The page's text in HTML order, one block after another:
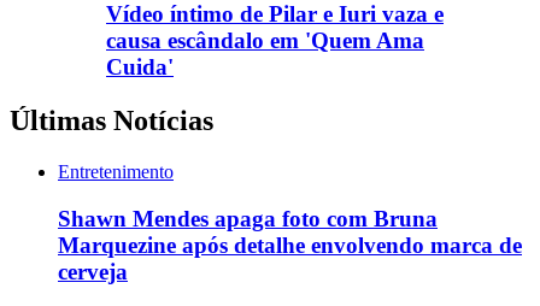
Vídeo íntimo de Pilar e Iuri vaza e
causa escândalo em 'Quem Ama
Cuida'
Últimas Notícias
Entretenimento
Shawn Mendes apaga foto com Bruna
Marquezine após detalhe envolvendo marca de
cerveja